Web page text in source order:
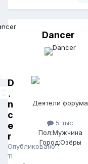
D
a
n
c
e
r
Опубликовано
11
Dancer
Деятели форума
5 тыс
Пол:Мужчина
Город:Озёры